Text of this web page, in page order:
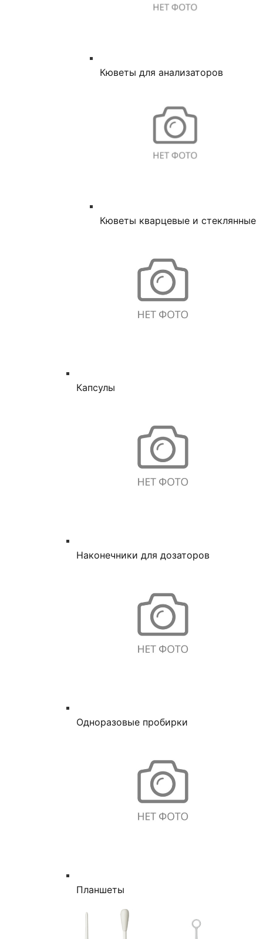
Кюветы для анализаторов
Кюветы кварцевые и стеклянные
Капсулы
Наконечники для дозаторов
Одноразовые пробирки
Планшеты